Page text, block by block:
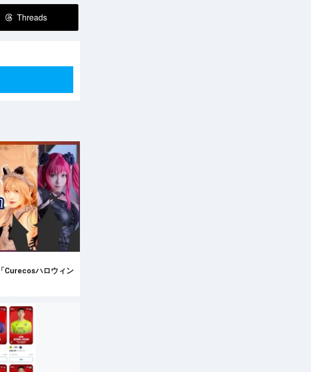
Threads
Curecosハロウィン